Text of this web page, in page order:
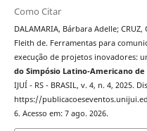
Como Citar
DALAMARIA, Bárbara Adelle; CRUZ,
Fleith de. Ferramentas para
execução de projetos inovadores:
do Simpósio Latino-Americano
IJUÍ - RS - BRASIL, v. 4, n. 4, 2025.
https://
6. Acesso em: 7 ago. 2026.